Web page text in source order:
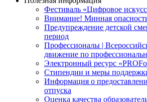
Фестиваль «Цифровое
Внимание! Минная
Предупреждение детской
период
Профессионалы |
движение по
Электронный ресурс
Стипендии и меры
Информация о
отпуска
Оценка качества